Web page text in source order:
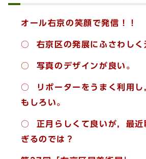
オール右京の笑顔で発信！！
○ 右京区の発展にふさわしく
○ 写真のデザインが良い。
○ リポーターをうまく利用し
もしろい。
○ 正月らしくて良いが，最近
ぎるのでは？